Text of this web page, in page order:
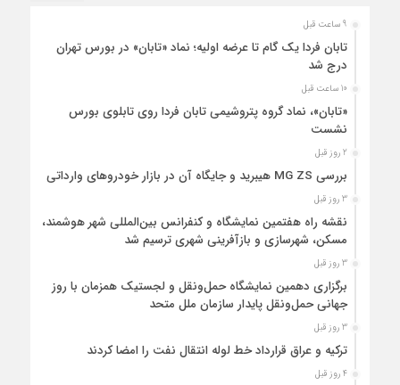
9 ساعت قبل
تابان فردا یک گام تا عرضه اولیه؛ نماد «تابان» در بورس تهران
درج شد
10 ساعت قبل
«تابان»، نماد گروه پتروشیمی تابان فردا روی تابلوی بورس
نشست
2 روز قبل
بررسی MG ZS هیبرید و جایگاه آن در بازار خودروهای وارداتی
3 روز قبل
نقشه راه هفتمین نمایشگاه و کنفرانس بین‌المللی شهر هوشمند،
مسکن، شهرسازی و بازآفرینی شهری ترسیم شد
3 روز قبل
برگزاری دهمین نمایشگاه حمل‌ونقل و لجستیک همزمان با روز
جهانی حمل‌ونقل پایدار سازمان ملل متحد
3 روز قبل
ترکیه و عراق قرارداد خط لوله انتقال نفت را امضا کردند
4 روز قبل